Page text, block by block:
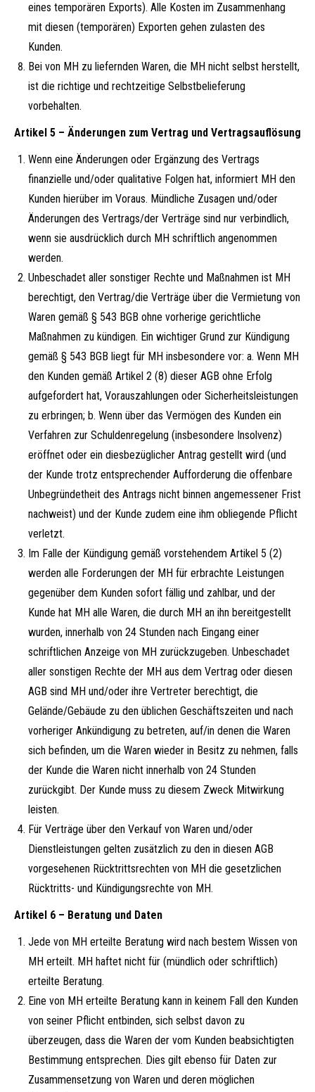
eines temporären Exports). Alle Kosten im Zusammenhang
mit diesen (temporären) Exporten gehen zulasten des
Kunden.
Bei von MH zu liefernden Waren, die MH nicht selbst herstellt,
ist die richtige und rechtzeitige Selbstbelieferung
vorbehalten.
Artikel 5 – Änderungen zum Vertrag und Vertragsauflösung
Wenn eine Änderungen oder Ergänzung des Vertrags
finanzielle und/oder qualitative Folgen hat, informiert MH den
Kunden hierüber im Voraus. Mündliche Zusagen und/oder
Änderungen des Vertrags/der Verträge sind nur verbindlich,
wenn sie ausdrücklich durch MH schriftlich angenommen
werden.
Unbeschadet aller sonstiger Rechte und Maßnahmen ist MH
berechtigt, den Vertrag/die Verträge über die Vermietung von
Waren gemäß § 543 BGB ohne vorherige gerichtliche
Maßnahmen zu kündigen. Ein wichtiger Grund zur Kündigung
gemäß § 543 BGB liegt für MH insbesondere vor: a. Wenn MH
den Kunden gemäß Artikel 2 (8) dieser AGB ohne Erfolg
aufgefordert hat, Vorauszahlungen oder Sicherheitsleistungen
zu erbringen; b. Wenn über das Vermögen des Kunden ein
Verfahren zur Schuldenregelung (insbesondere Insolvenz)
eröffnet oder ein diesbezüglicher Antrag gestellt wird (und
der Kunde trotz entsprechender Aufforderung die offenbare
Unbegründetheit des Antrags nicht binnen angemessener Frist
nachweist) und der Kunde zudem eine ihm obliegende Pflicht
verletzt.
Im Falle der Kündigung gemäß vorstehendem Artikel 5 (2)
werden alle Forderungen der MH für erbrachte Leistungen
gegenüber dem Kunden sofort fällig und zahlbar, und der
Kunde hat MH alle Waren, die durch MH an ihn bereitgestellt
wurden, innerhalb von 24 Stunden nach Eingang einer
schriftlichen Anzeige von MH zurückzugeben. Unbeschadet
aller sonstigen Rechte der MH aus dem Vertrag oder diesen
AGB sind MH und/oder ihre Vertreter berechtigt, die
Gelände/Gebäude zu den üblichen Geschäftszeiten und nach
vorheriger Ankündigung zu betreten, auf/in denen die Waren
sich befinden, um die Waren wieder in Besitz zu nehmen, falls
der Kunde die Waren nicht innerhalb von 24 Stunden
zurückgibt. Der Kunde muss zu diesem Zweck Mitwirkung
leisten.
Für Verträge über den Verkauf von Waren und/oder
Dienstleistungen gelten zusätzlich zu den in diesen AGB
vorgesehenen Rücktrittsrechten von MH die gesetzlichen
Rücktritts- und Kündigungsrechte von MH.
Artikel 6 – Beratung und Daten
Jede von MH erteilte Beratung wird nach bestem Wissen von
MH erteilt. MH haftet nicht für (mündlich oder schriftlich)
erteilte Beratung.
Eine von MH erteilte Beratung kann in keinem Fall den Kunden
von seiner Pflicht entbinden, sich selbst davon zu
überzeugen, dass die Waren der vom Kunden beabsichtigten
Bestimmung entsprechen. Dies gilt ebenso für Daten zur
Zusammensetzung von Waren und deren möglichen